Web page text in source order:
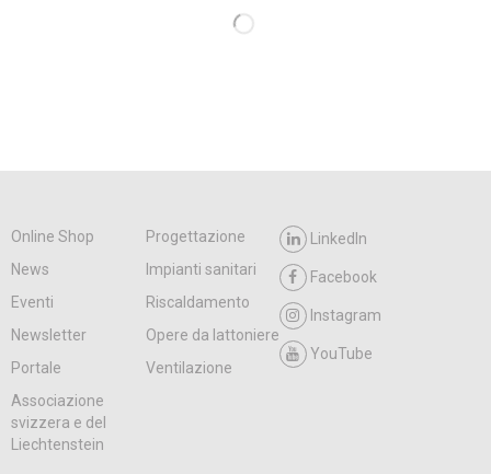
Online Shop
Progettazione
News
Impianti sanitari
Eventi
Riscaldamento
Newsletter
Opere da lattoniere
Portale
Ventilazione
LinkedIn
Facebook
Instagram
YouTube
Associazione
svizzera e del
Liechtenstein